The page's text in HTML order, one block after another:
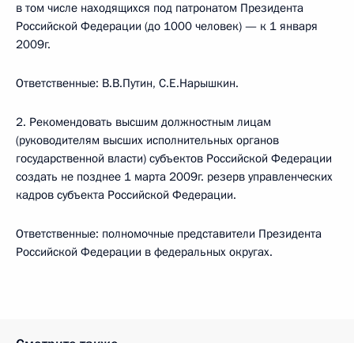
в том числе находящихся под патронатом Президента
Российской Федерации (до 1000 человек) — к 1 января
2009г.
Ответственные: В.В.Путин, С.Е.Нарышкин.
2. Рекомендовать высшим должностным лицам
(руководителям высших исполнительных органов
государственной власти) субъектов Российской Федерации
создать не позднее 1 марта 2009г. резерв управленческих
кадров субъекта Российской Федерации.
Ответственные: полномочные представители Президента
Российской Федерации в федеральных округах.